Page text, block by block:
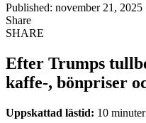
Published: november 21, 2025
Share
SHARE
Efter Trumps
kaffe-, bönpriser
Uppskattad lästid: 10 minuter